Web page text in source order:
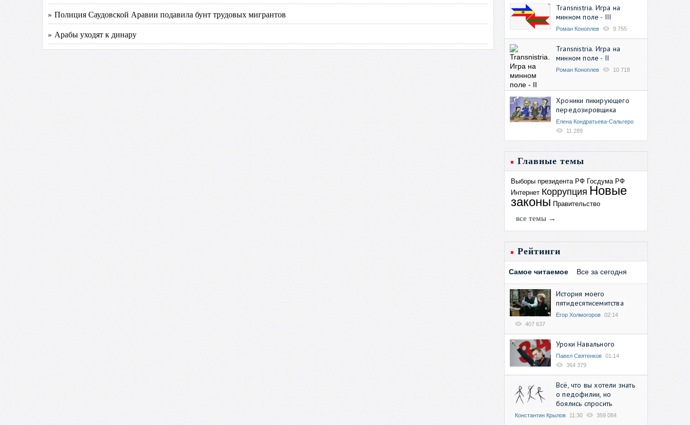
» Полиция Саудовской Аравии подавила бунт трудовых мигрантов
» Арабы уходят к динару
Transnistria. Игра на
минном поле - III
Роман Коноплев 9 755
Transnistria. Игра на
минном поле - II
Роман Коноплев 10 718
Хроники пикирующего
передозировщика
Елена Кондратьева-Сальгеро
11 289
Главные темы
Выборы президента РФ Госдума РФ
Интернет Коррупция Новые
законы Правительство
все темы →
Рейтинги
Самое читаемое Все за сегодня
История моего
пятидесятисемитства
Егор Холмогоров 02:14
407 637
Уроки Навального
Павел Святенков 01:14
364 379
Всё, что вы хотели знать
о педофилии, но
боялись спросить
Константин Крылов 11:30 359 084